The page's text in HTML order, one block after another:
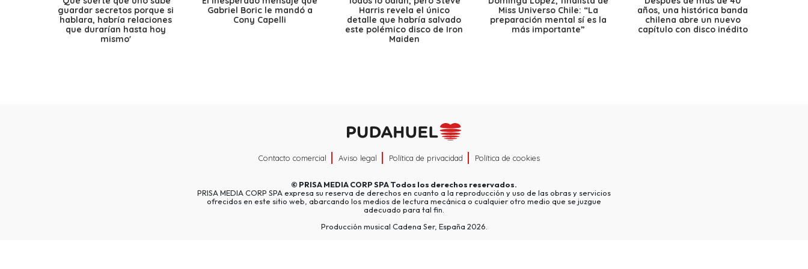
guardar secretos porque si
hablara, habría relaciones
que durarían hasta hoy
mismo'
Gabriel Boric le mandó a
Cony Capelli
Harris revela el único
detalle que habría salvado
este polémico disco de Iron
Maiden
Miss Universo Chile: “La
preparación mental sí es la
más importante”
años, una histórica banda
chilena abre un nuevo
capítulo con disco inédito
Contacto comercial Aviso legal Política de privacidad Política de cookies
© PRISA MEDIA CORP SPATodos los derechos reservados.
PRISA MEDIA CORP SPA expresa su reserva de derechos en cuanto a la reproducción y uso de las obras y servicios
ofrecidos en este sitio web, abarcando los medios de lectura mecánica o cualquier otro medio que se juzgue
adecuado para tal fin.
Producción musical Cadena Ser, España 2026.